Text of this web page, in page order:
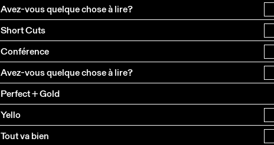
Avez-vous quelque chose à lire?
Short Cuts
Conférence
Avez-vous quelque chose à lire?
Perfect + Gold
Yello
Tout va bien